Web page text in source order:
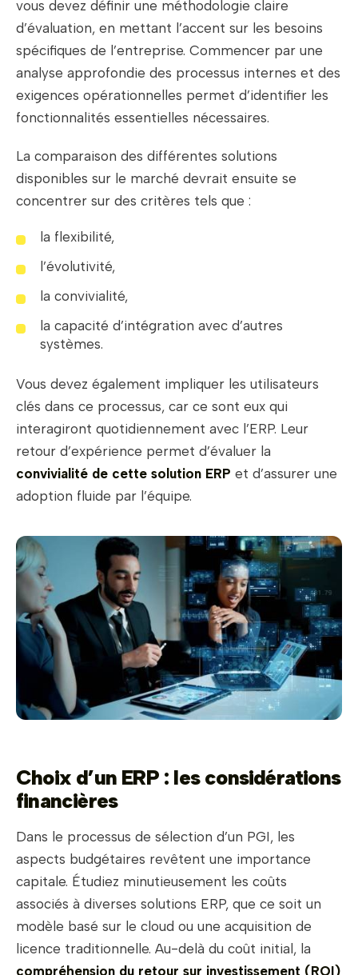
vous devez définir une méthodologie claire
d’évaluation, en mettant l’accent sur les besoins
spécifiques de l’entreprise. Commencer par une
analyse approfondie des processus internes et des
exigences opérationnelles permet d’identifier les
fonctionnalités essentielles nécessaires.
La comparaison des différentes solutions
disponibles sur le marché devrait ensuite se
concentrer sur des critères tels que :
la flexibilité,
l’évolutivité,
la convivialité,
la capacité d’intégration avec d’autres
systèmes.
Vous devez également impliquer les utilisateurs
clés dans ce processus, car ce sont eux qui
interagiront quotidiennement avec l’ERP. Leur
retour d’expérience permet d’évaluer la
convivialité de cette solution ERP et d’assurer une
adoption fluide par l’équipe.
Choix d’un ERP : les considérations
financières
Dans le processus de sélection d’un PGI, les
aspects budgétaires revêtent une importance
capitale. Étudiez minutieusement les coûts
associés à diverses solutions ERP, que ce soit un
modèle basé sur le cloud ou une acquisition de
licence traditionnelle. Au-delà du coût initial, la
compréhension du retour sur investissement (ROI)